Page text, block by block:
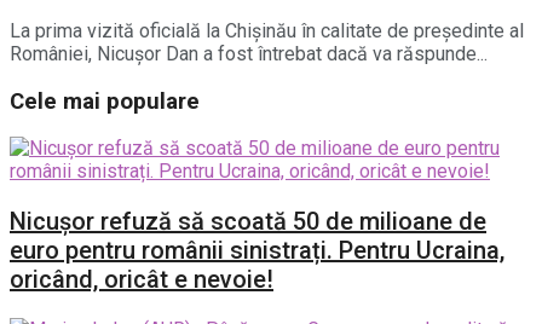
La prima vizită oficială la Chișinău în calitate de președinte al
României, Nicușor Dan a fost întrebat dacă va răspunde...
Cele mai populare
Nicușor refuză să scoată 50 de milioane de
euro pentru românii sinistrați. Pentru Ucraina,
oricând, oricât e nevoie!